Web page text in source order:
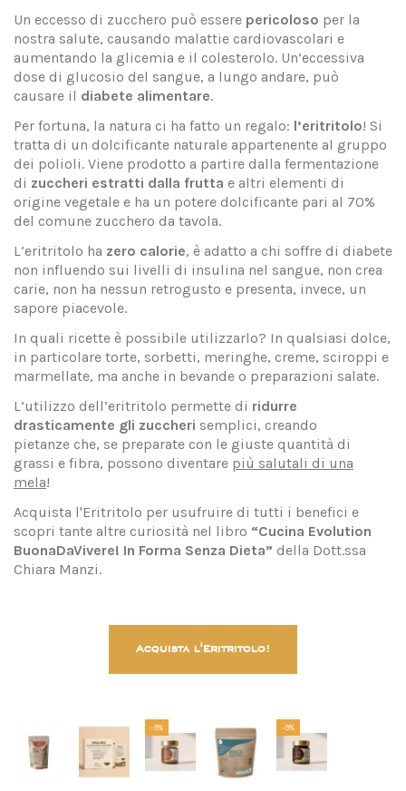
Un eccesso di zucchero può essere pericoloso per la
nostra salute, causando malattie cardiovascolari e
aumentando la glicemia e il colesterolo. Un’eccessiva
dose di glucosio del sangue, a lungo andare, può
causare il diabete alimentare.
Per fortuna, la natura ci ha fatto un regalo: l’eritritolo! Si
tratta di un dolcificante naturale appartenente al gruppo
dei polioli. Viene prodotto a partire dalla fermentazione
di zuccheri estratti dalla frutta e altri elementi di
origine vegetale e ha un potere dolcificante pari al 70%
del comune zucchero da tavola.
L’eritritolo ha zero calorie, è adatto a chi soffre di diabete
non influendo sui livelli di insulina nel sangue, non crea
carie, non ha nessun retrogusto e presenta, invece, un
sapore piacevole.
In quali ricette è possibile utilizzarlo? In qualsiasi dolce,
in particolare torte, sorbetti, meringhe, creme, sciroppi e
marmellate, ma anche in bevande o preparazioni salate.
L’utilizzo dell’eritritolo permette di ridurre
drasticamente gli zuccheri semplici, creando
pietanze che, se preparate con le giuste quantità di
grassi e fibra, possono diventare più salutali di una
mela!
Acquista l'Eritritolo per usufruire di tutti i benefici e
scopri tante altre curiosità nel libro “Cucina Evolution
BuonaDaVivere! In Forma Senza Dieta” della Dott.ssa
Chiara Manzi.
Acquista l'Eritritolo!
-9% -9%